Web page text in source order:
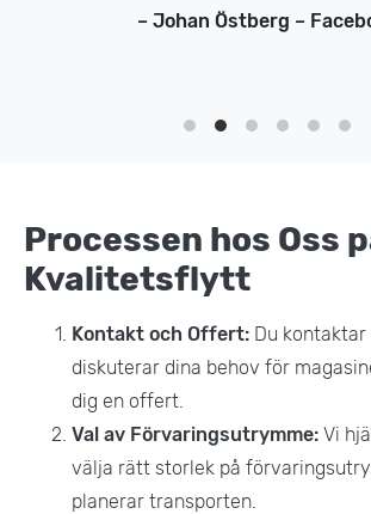
– Johan Östberg –
Processen hos Oss
Kvalitetsflytt
Kontakt och Offert: Du kontaktar
diskuterar dina behov för
dig en offert.
Val av Förvaringsutrymme: Vi
välja rätt storlek på
planerar transporten.